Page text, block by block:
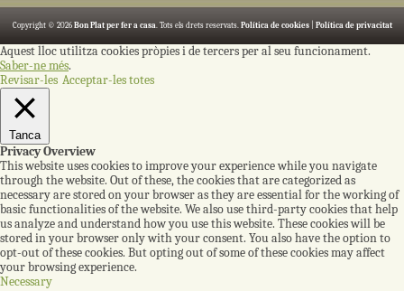
Copyright © 2026 Bon Plat per fer a casa. Tots els drets reservats. Política de cookies| Política de privacitat
Aquest lloc utilitza cookies pròpies i de tercers per al seu funcionament.
Saber-ne més.
Revisar-les Acceptar-les totes
Tanca
Privacy Overview
This website uses cookies to improve your experience while you navigate
through the website. Out of these, the cookies that are categorized as
necessary are stored on your browser as they are essential for the working of
basic functionalities of the website. We also use third-party cookies that help
us analyze and understand how you use this website. These cookies will be
stored in your browser only with your consent. You also have the option to
opt-out of these cookies. But opting out of some of these cookies may affect
your browsing experience.
Necessary